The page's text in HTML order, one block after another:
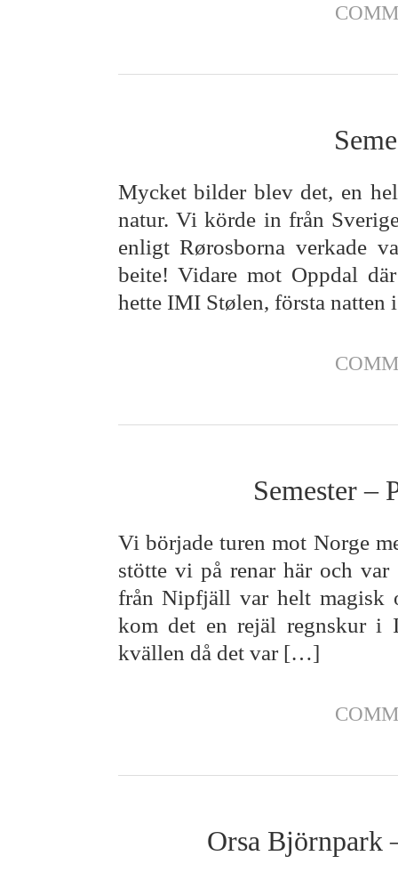
Mycket bilder blev det, en
natur. Vi körde in från
enligt Rørosborna verkade
beite! Vidare mot Oppdal
hette IMI Stølen, första
Semester –
Vi började turen mot Norge
stötte vi på renar här och
från Nipfjäll var helt magisk
kom det en rejäl regnskur i
kvällen då det var […]
Orsa Björnpark